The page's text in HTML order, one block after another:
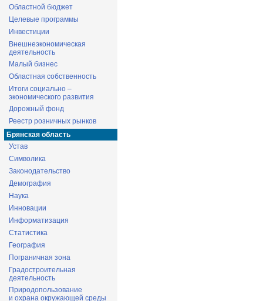
Областной бюджет
Целевые программы
Инвестиции
Внешнеэкономическая
деятельность
Малый бизнес
Областная собственность
Итоги социально –
экономического развития
Дорожный фонд
Реестр розничных рынков
Брянская область
Устав
Символика
Законодательство
Демография
Наука
Инновации
Информатизация
Статистика
География
Пограничная зона
Градостроительная
деятельность
Природопользование
и охрана окружающей среды